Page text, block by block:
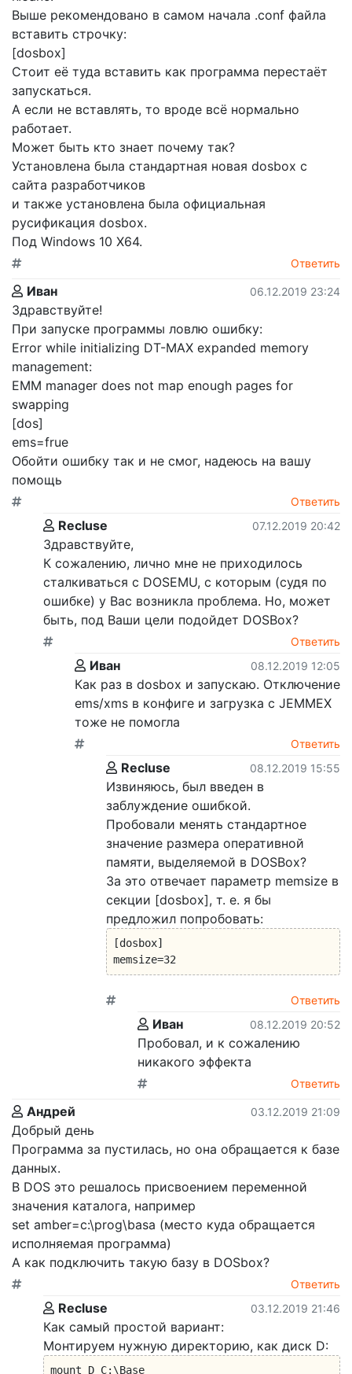
Выше рекомендовано в самом начала .conf файла
вставить строчку:
[dosbox]
Стоит её туда вставить как программа перестаёт
запускаться.
А если не вставлять, то вроде всё нормально
работает.
Может быть кто знает почему так?
Установлена была стандартная новая dosbox с
сайта разработчиков
и также установлена была официальная
русификация dosbox.
Под Windows 10 X64.
Ответить
Иван 06.12.2019 23:24
Здравствуйте!
При запуске программы ловлю ошибку:
Error while initializing DT-MAX expanded memory
management:
EMM manager does not map enough pages for
swapping
[dos]
ems=frue
Обойти ошибку так и не смог, надеюсь на вашу
помощь
Ответить
Recluse 07.12.2019 20:42
Здравствуйте,
К сожалению, лично мне не приходилось
сталкиваться с DOSEMU, с которым (судя по
ошибке) у Вас возникла проблема. Но, может
быть, под Ваши цели подойдет DOSBox?
Ответить
Иван 08.12.2019 12:05
Как раз в dosbox и запускаю. Отключение
ems/xms в конфиге и загрузка с JEMMEX
тоже не помогла
Ответить
Recluse 08.12.2019 15:55
Извиняюсь, был введен в
заблуждение ошибкой.
Пробовали менять стандартное
значение размера оперативной
памяти, выделяемой в DOSBox?
За это отвечает параметр memsize в
секции [dosbox], т. е. я бы
предложил попробовать:
[dosbox]
memsize=32
Ответить
Иван 08.12.2019 20:52
Пробовал, и к сожалению
никакого эффекта
Ответить
Андрей 03.12.2019 21:09
Добрый день
Программа за пустилась, но она обращается к базе
данных.
В DOS это решалось присвоением переменной
значения каталога, например
set amber=c:\prog\basa (место куда обращается
исполняемая программа)
А как подключить такую базу в DOSbox?
Ответить
Recluse 03.12.2019 21:46
Как самый простой вариант:
Монтируем нужную директорию, как диск D:
mount D C:\Base